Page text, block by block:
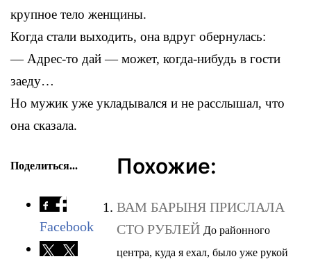
крупное тело женщины.
Когда стали выходить, она вдруг обернулась:
— Адрес-то дай — может, когда-нибудь в гости
заеду…
Но мужик уже укладывался и не расслышал, что
она сказала.
Поделиться...
Facebook
Похожие:
ВАМ БАРЫНЯ ПРИСЛАЛА
СТО РУБЛЕЙ До районного
центра, куда я ехал, было уже рукой